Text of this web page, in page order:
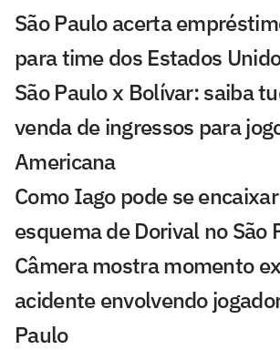
São Paulo acerta
para time dos Estados
São Paulo x Bolívar: saiba
venda de ingressos para
Americana
Como Iago pode se
esquema de Dorival no São
Câmera mostra momento
acidente envolvendo
Paulo